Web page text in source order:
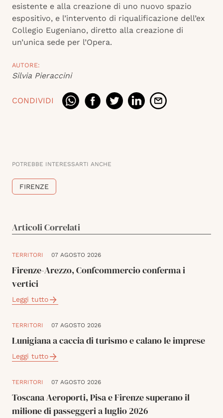
esistente e alla creazione di uno nuovo spazio
espositivo, e l’intervento di riqualificazione dell’ex
Collegio Eugeniano, diretto alla creazione di
un’unica sede per l’Opera.
AUTORE:
Silvia Pieraccini
CONDIVIDI
POTREBBE INTERESSARTI ANCHE
FIRENZE
Articoli Correlati
TERRITORI 07 AGOSTO 2026
Firenze-Arezzo, Confcommercio conferma i
vertici
Leggi tutto
TERRITORI 07 AGOSTO 2026
Lunigiana a caccia di turismo e calano le imprese
Leggi tutto
TERRITORI 07 AGOSTO 2026
Toscana Aeroporti, Pisa e Firenze superano il
milione di passeggeri a luglio 2026